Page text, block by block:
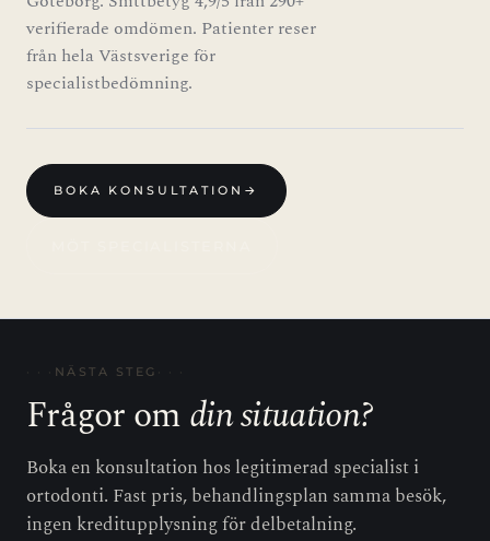
verifierade omdömen. Patienter reser
från hela Västsverige för
specialistbedömning.
BOKA KONSULTATION →
NÄSTA STEG
Frågor omdin situation?
Boka en konsultation hos legitimerad specialist i
ortodonti. Fast pris, behandlingsplan samma besök,
ingen kreditupplysning för delbetalning.